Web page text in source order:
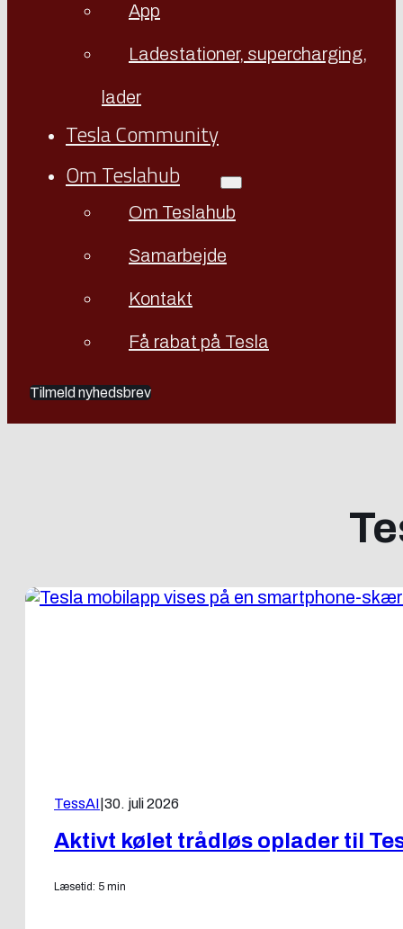
App
Ladestationer, supercharging,
lader
Tesla Community
Om Teslahub
Om Teslahub
Samarbejde
Kontakt
Få rabat på Tesla
Tilmeld nyhedsbrev
TessAI 30. juli 2026
Aktivt kølet trådløs oplader til
Læsetid: 5 min